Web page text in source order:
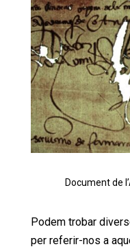
Document de
Podem trobar
per referir-nos a